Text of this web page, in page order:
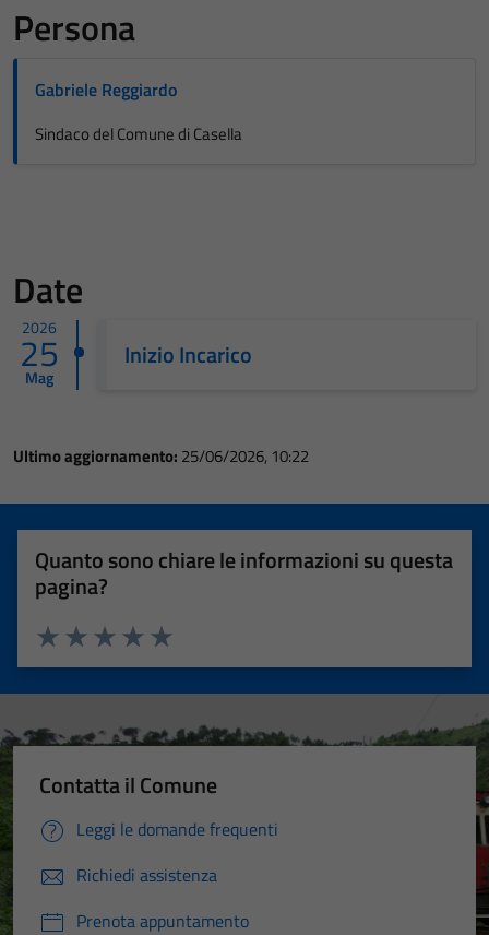
Persona
Gabriele Reggiardo
Sindaco del Comune di Casella
Date
2026
25
Mag
Inizio Incarico
Ultimo aggiornamento: 25/06/2026, 10:22
Quanto sono chiare le informazioni su questa
pagina?
Valuta 5 stelle su 5
Valuta 4 stelle su 5
Valuta 3 stelle su 5
Valuta 2 stelle su 5
Valuta 1 stelle su 5
Contatta il Comune
Leggi le domande frequenti
Richiedi assistenza
Prenota appuntamento